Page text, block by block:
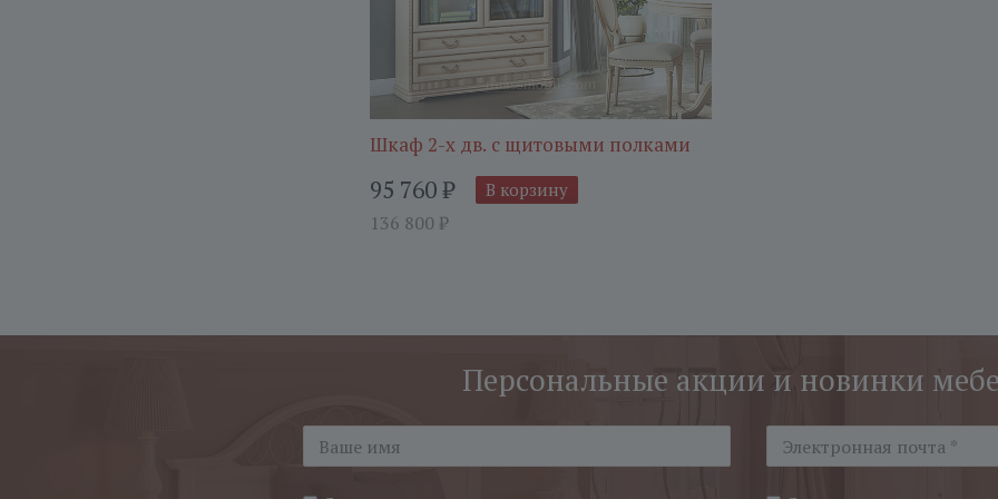
Шкаф 2-х дв. с щитовыми полками
95 760₽
136 800 ₽
В корзину
Персональные акции и новинки